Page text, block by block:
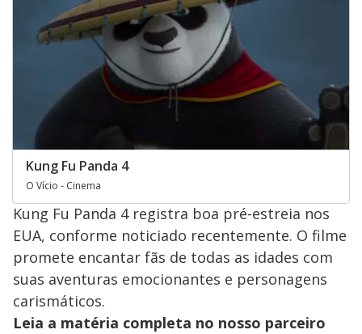
Kung Fu Panda 4
O Vício - Cinema
Kung Fu Panda 4 registra boa pré-estreia nos
EUA, conforme noticiado recentemente. O filme
promete encantar fãs de todas as idades com
suas aventuras emocionantes e personagens
carismáticos.
Leia a matéria completa no nosso parceiro